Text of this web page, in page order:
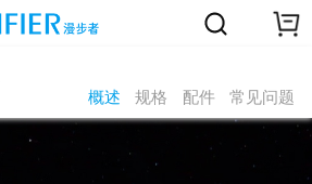
概述
规格 配件 常见问题